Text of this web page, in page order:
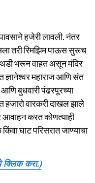
हजेरी लावली. नंतर
तरी रिमझिम पाऊस सुरूच
भरून वाहत असून मंदिर
ज्ञानेश्वर महाराज आणि संत
बुधवारी पंढरपूरच्या
वारकरी दाखल झाले
आवाहन करत कोणत्याही
घाट परिसरात जाण्याचा
क्लिक करा.)